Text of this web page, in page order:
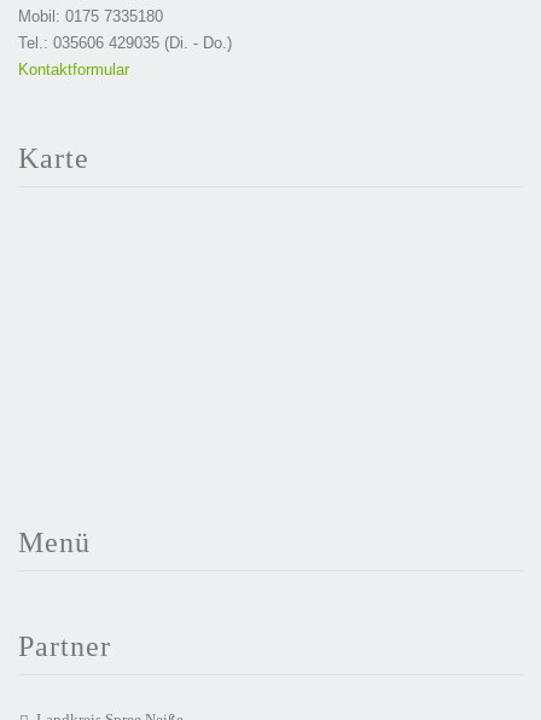
Mobil: 0175 7335180
Tel.: 035606 429035 (Di. - Do.)
Kontaktformular
Karte
Menü
Partner